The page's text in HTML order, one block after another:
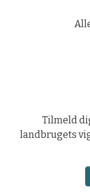
Tilmeld
landbrugets